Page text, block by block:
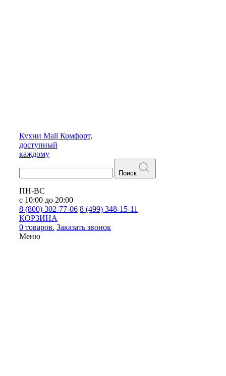
Кухни Mall Комфорт,
доступный
каждому
Поиск
ПН-ВС
с 10:00 до 20:00
8 (800) 302-77-06 8 (499) 348-15-11
КОРЗИНА
0 товаров. Заказать звонок
Меню